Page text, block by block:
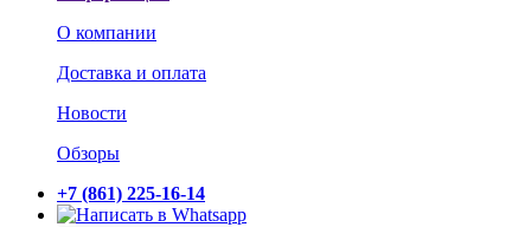
О компании
Доставка и оплата
Новости
Обзоры
+7 (861) 225-16-14